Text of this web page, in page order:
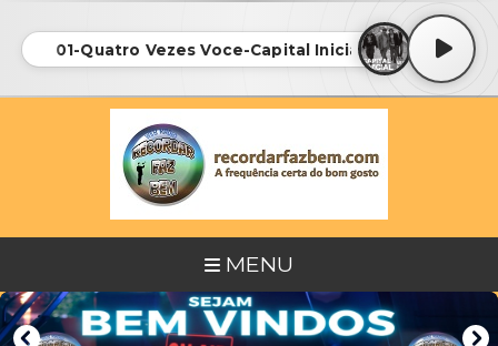
01-Quatro Vezes Voce-Capital Inicial
MENU